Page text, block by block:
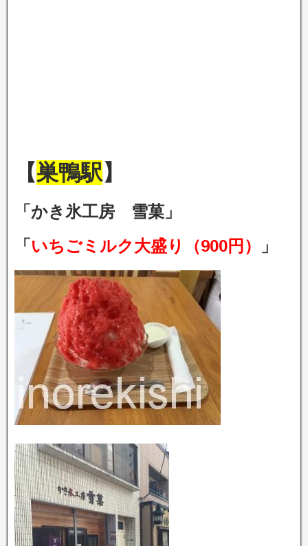
【巣鴨駅】
「かき氷工房 雪菓」
「 いちごミルク大盛り（900円） 」